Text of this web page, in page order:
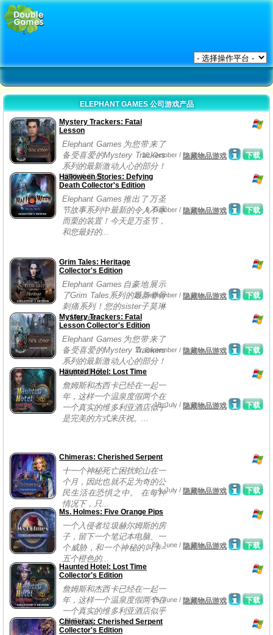
ELEPHANT GAMES 公司游戏产品
Mystery Trackers: Fatal
Lesson
Elephant Games为您带来了
备受喜爱的Mystery Trackers
系列的最新激动人心的部分！
您作为学员...
下载
10, October / 隐藏物品游戏
Halloween Stories: Defying
Death Collector's Edition
Elephant Games推出了万圣
节故事系列中最新的令人不寒
而栗的装置！今天是万圣节，
和您最好的...
下载
9, October / 隐藏物品游戏
Grim Tales: Heritage
Collector's Edition
Elephant Games自豪地展示
了Grim Tales系列的最新脊骨
刺痛系列！您的sister子莫琳
（Maureen）...
下载
25, September / 隐藏物品游戏
Mystery Trackers: Fatal
Lesson Collector's Edition
Elephant Games为您带来了
备受喜爱的Mystery Trackers
系列的最新激动人心的部分！
您作为学员...
下载
11, September / 隐藏物品游戏
Haunted Hotel: Lost Time
詹姆斯和杰西卡已经在一起一
年，这样一个温泉度假两个在
一个真实的维多利亚酒店似乎
是完美的方式来庆祝。...
下载
18, July / 隐藏物品游戏
Chimeras: Cherished Serpent
十一个神秘死亡困扰蛇山在一
个月，因此也就不足为奇的公
民生活在恐惧之中。 在每种
情况下，只...
下载
4, July / 隐藏物品游戏
Ms. Holmes: Five Orange Pips
一个入侵者垃圾赫尔姆斯的房
子，留下一个笔记本电脑、一
个威胁，和一个神秘的叫卡–
五个橙色的...
下载
20, June / 隐藏物品游戏
Haunted Hotel: Lost Time
Collector's Edition
詹姆斯和杰西卡已经在一起一
年，这样一个温泉度假两个在
一个真实的维多利亚酒店似乎
是完美的...
下载
19, June / 隐藏物品游戏
Chimeras: Cherished Serpent
Collector's Edition